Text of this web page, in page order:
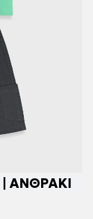
| ΑΝΘΡΑΚΙ